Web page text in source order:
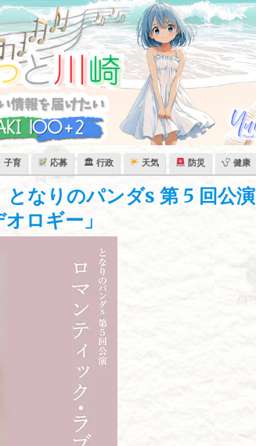
子育 応募 🏛 行政 天気 防災 健康
となりのパンダs 第 5 回公演
ロギー」